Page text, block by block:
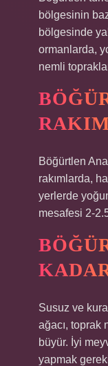
bölgesinin
bölgesinde
ormanlarda,
nemli
Böğürtlen
rakımlarda,
yerlerde
mesafesi 2-
Susuz ve
ağacı, toprak
büyür. İyi
yapmak